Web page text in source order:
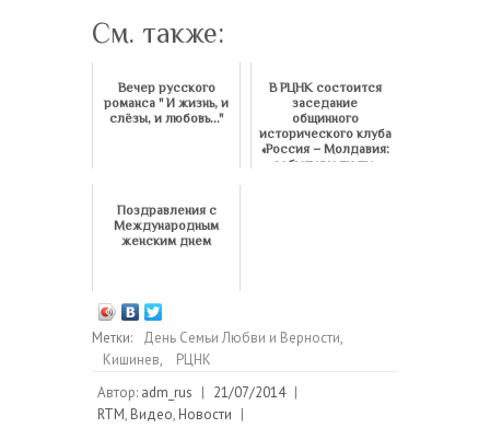
См. также:
Вечер русского
романса " И жизнь, и
слёзы, и любовь..."
В РЦНК состоится
заседание
общинного
исторического клуба
«Россия – Молдавия:
события и люди»
Поздравления с
Международным
женским днем
Метки: День Семьи Любви и Верности,
Кишинев,
РЦНК
Автор: adm_rus | 21/07/2014 |
RTM, Видео, Новости |